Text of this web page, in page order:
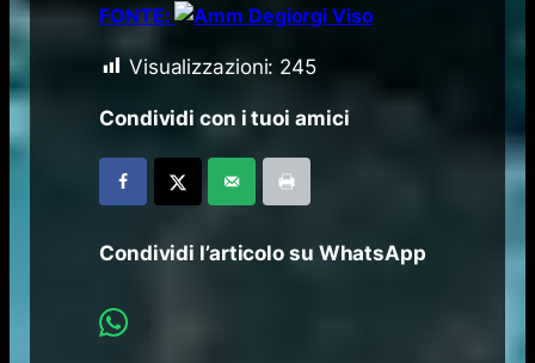
FONTE:
Visualizzazioni: 245
Condividi con i tuoi amici
Condividi l’articolo su WhatsApp